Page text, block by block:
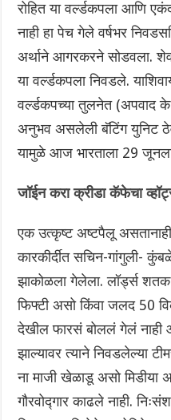
रोहित या वर्ल्डकपला आणि
नाही हा पेच गेले वर्षभर
अर्थाने आगरकरने सोडवला.
या वर्ल्डकपला निवडले.
वर्ल्डकपच्या तुलनेत (अपवाद
अनुभव असलेली बॅटिंग युनिट
यामुळे आज भारताला 29
जॉईन करा क्रीडा कॅफेचा
एक उत्कृष्ट अष्टपैलू
कारकीर्दीत सचिन-गांगुली-
झाकोळला गेलेला. लॉर्ड्स
फिफ्टी असो किंवा जलद 50
देखील फारसं बोललं गेलं नाही
झाल्यावर त्याने निवडलेल्या
ना माजी खेळाडू असो मिडीया
गौरवोद्गार काढले नाही.